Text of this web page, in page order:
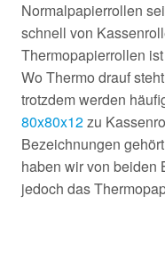
Normalpapierrollen
schnell von
Thermopapierrollen
Wo Thermo drauf
trotzdem werden
80x80x12zu
Bezeichnungen
haben wir von beiden
jedoch das